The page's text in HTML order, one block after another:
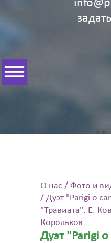
О нас / Фото и
/ Дуэт "Parigi o
"Травиата". Е.
Корольков
Дуэт "Parigi